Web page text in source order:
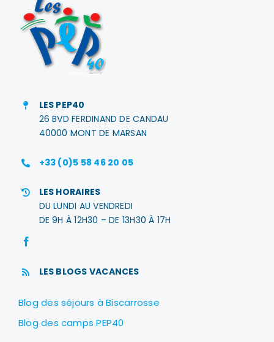
LES PEP40
26 BVD FERDINAND DE CANDAU
40000 MONT DE MARSAN
+33 (0)5 58 46 20 05
LES HORAIRES
DU LUNDI AU VENDREDI
DE 9H À 12H30 – DE 13H30 À 17H
LES BLOGS VACANCES
Blog des séjours à Biscarrosse
Blog des camps PEP40